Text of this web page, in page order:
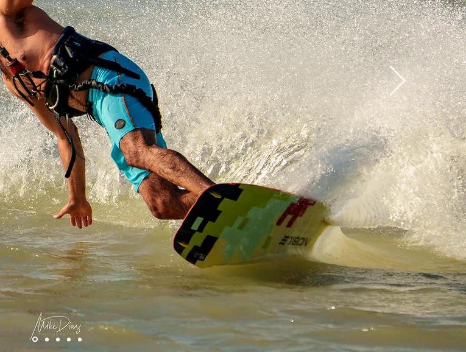
líder de Kitesurf y Wingfoil en Progreso,
certificados I.K.O. e I.W.O., con clases
y adaptadas a todos los niveles.